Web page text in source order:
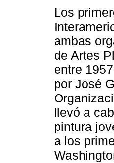
Los
ambas
de Artes
entre
por José
llevó a
pintura
a los